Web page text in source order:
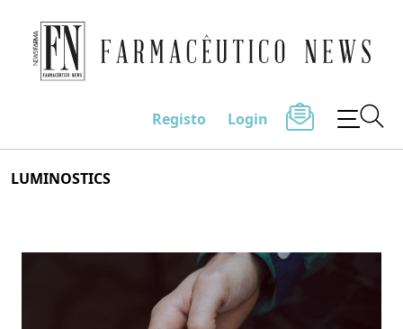
to
Farmacêutico News
Registo Login
LUMINOSTICS